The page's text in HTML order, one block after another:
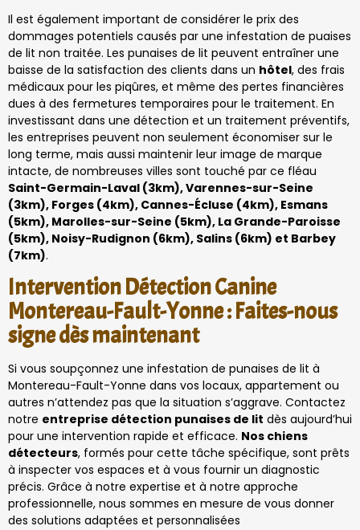
Il est également important de considérer le prix des
dommages potentiels causés par une infestation de puaises
de lit non traitée. Les punaises de lit peuvent entraîner une
baisse de la satisfaction des clients dans un hôtel, des frais
médicaux pour les piqûres, et même des pertes financières
dues à des fermetures temporaires pour le traitement. En
investissant dans une détection et un traitement préventifs,
les entreprises peuvent non seulement économiser sur le
long terme, mais aussi maintenir leur image de marque
intacte, de nombreuses villes sont touché par ce fléau
Saint-Germain-Laval (3km), Varennes-sur-Seine
(3km), Forges (4km), Cannes-Écluse (4km), Esmans
(5km), Marolles-sur-Seine (5km), La Grande-Paroisse
(5km), Noisy-Rudignon (6km), Salins (6km) et Barbey
(7km).
Intervention Détection Canine
Montereau-Fault-Yonne : Faites-nous
signe dès maintenant
Si vous soupçonnez une infestation de punaises de lit à
Montereau-Fault-Yonne dans vos locaux, appartement ou
autres n’attendez pas que la situation s’aggrave. Contactez
notre entreprise détection punaises de lit dès aujourd’hui
pour une intervention rapide et efficace. Nos chiens
détecteurs, formés pour cette tâche spécifique, sont prêts
à inspecter vos espaces et à vous fournir un diagnostic
précis. Grâce à notre expertise et à notre approche
professionnelle, nous sommes en mesure de vous donner
des solutions adaptées et personnalisées